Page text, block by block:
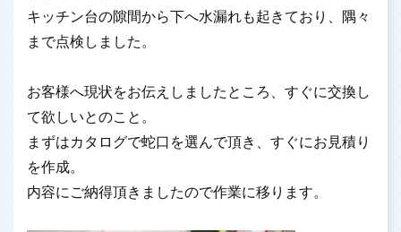
キッチン台の隙間から下へ水漏れも起きており、隅々
まで点検しました。
お客様へ現状をお伝えしましたところ、すぐに交換し
て欲しいとのこと。
まずはカタログで蛇口を選んで頂き、すぐにお見積り
を作成。
内容にご納得頂きましたので作業に移ります。